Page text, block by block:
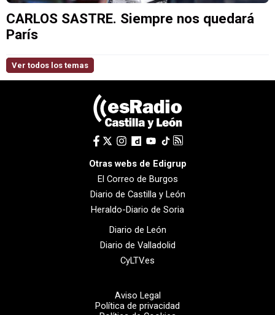
CARLOS SASTRE. Siempre nos quedará
París
Ver todos los temas
Otras webs de Edigrup
El Correo de Burgos
Diario de Castilla y León
Heraldo-Diario de Soria
Diario de León
Diario de Valladolid
CyLTV.es
Aviso Legal
Política de privacidad